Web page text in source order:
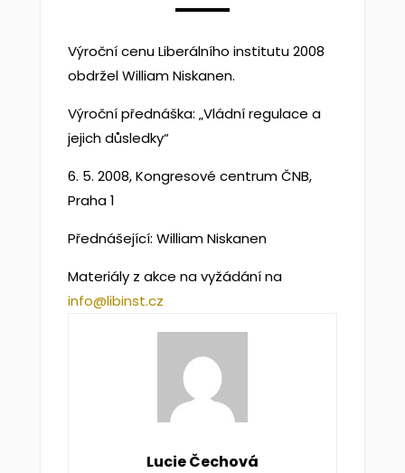
Výroční cenu Liberálního institutu 2008
obdržel William Niskanen.
Výroční přednáška: „Vládní regulace a
jejich důsledky“
6. 5. 2008, Kongresové centrum ČNB,
Praha 1
Přednášející: William Niskanen
Materiály z akce na vyžádání na
info@libinst.cz
Lucie Čechová